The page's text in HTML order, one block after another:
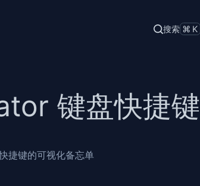
搜索 ⌘K
键盘快捷键
捷键的可视化备忘单